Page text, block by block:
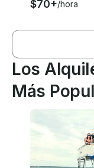
$70+/hora
Los
Más